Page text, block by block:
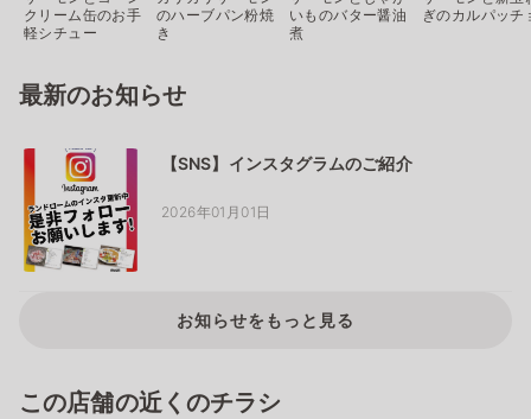
クリーム缶のお手
軽シチュー
のハーブパン粉焼
き
いものバター醤油
煮
ぎのカルパッチ
最新のお知らせ
【SNS】インスタグラムのご紹介
2026年01月01日
お知らせをもっと見る
この店舗の近くのチラシ